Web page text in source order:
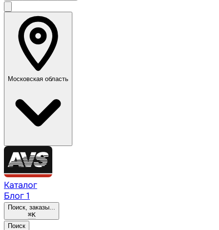
Московская область
Каталог
Блог 1
Поиск, заказы...
⌘K
Поиск